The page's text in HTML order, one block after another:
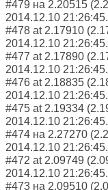
#479 на 2.20515
2014.12.10
#478 at 2.17910
2014.12.10
#477 at 2.17890
2014.12.10
#476 at 2.18835
2014.12.10
#475 at 2.19334
2014.12.10
#474 на 2.27270
2014.12.10
#472 at 2.09749
2014.12.10
#473 на 2.09510